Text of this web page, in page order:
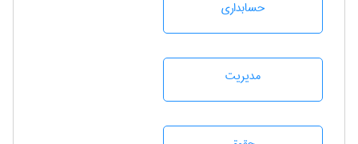
حسابداری
مديريت